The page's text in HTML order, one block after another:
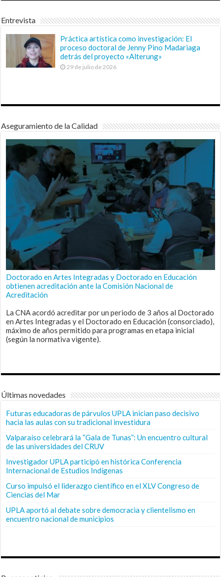
Entrevista
Práctica artística como investigación: El
proceso doctoral de Jenny Pino Madariaga
detrás del proyecto «Alterung»
29 de julio de 2026
Aseguramiento de la Calidad
Doctorado en Artes Integradas y Doctorado en Educación
obtienen acreditación ante la Comisión Nacional de
Acreditación
La CNA acordó acreditar por un periodo de 3 años al Doctorado
en Artes Integradas y el Doctorado en Educación (consorciado),
máximo de años permitido para programas en etapa inicial
(según la normativa vigente).
Últimas novedades
Futuras educadoras de párvulos UPLA inician paso decisivo
hacia las aulas con su tradicional investidura
Valparaíso celebrará la “Gala de Tunas”: Un encuentro cultural
de las universidades del CRUV
Investigador UPLA participó en histórica Conferencia
Internacional de Estudios Indígenas
Curso impulsó el liderazgo científico en el XLV Congreso de
Ciencias del Mar
UPLA aportó al debate sobre democracia y clientelismo en
encuentro nacional de municipios